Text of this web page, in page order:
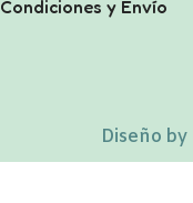
Condiciones y Envío
Diseño by